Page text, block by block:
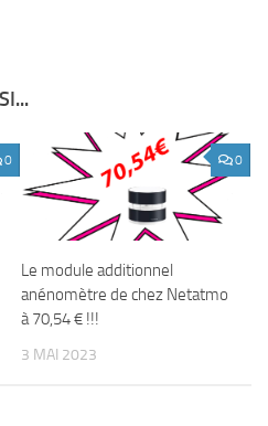
0 0
Le module additionnel
anénomètre de chez Netatmo
à 70,54 € !!!
3 MAI 2023